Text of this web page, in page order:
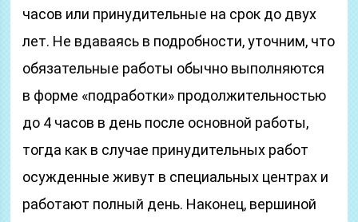
часов или принудительные на срок до двух
лет. Не вдаваясь в подробности, уточним, что
обязательные работы обычно выполняются
в форме «подработки» продолжительностью
до 4 часов в день после основной работы,
тогда как в случае принудительных работ
осужденные живут в специальных центрах и
работают полный день. Наконец, вершиной